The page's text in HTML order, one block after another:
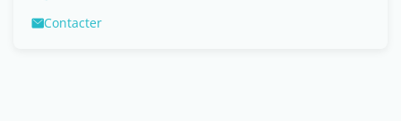
Contacter